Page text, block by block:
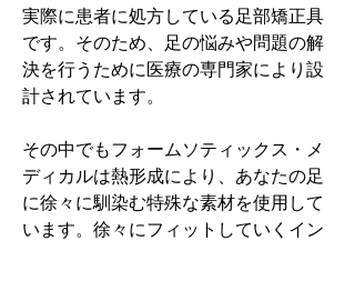
実際に患者に処方している足部矯正具
です。そのため、足の悩みや問題の解
決を行うために医療の専門家により設
計されています。
その中でもフォームソティックス・メ
ディカルは熱形成により、あなたの足
に徐々に馴染む特殊な素材を使用して
います。徐々にフィットしていくイン